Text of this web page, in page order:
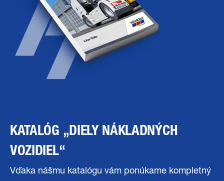
KATALÓG „DIELY NÁKLADNÝCH
VOZIDIEL“
Vďaka nášmu katalógu vám ponúkame kompletný